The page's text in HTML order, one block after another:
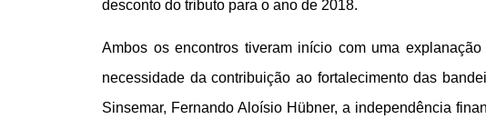
desconto do tributo para o ano de 2018.
Ambos os encontros tiveram início com uma
necessidade da contribuição ao fortalecimento das
Sinsemar, Fernando Aloísio Hübner, a independência